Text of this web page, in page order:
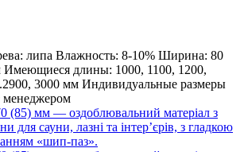
липа Влажность: 8-10% Ширина: 80
длины: 1000, 1100, 1200,
3000 мм Индивидуальные размеры
менеджером